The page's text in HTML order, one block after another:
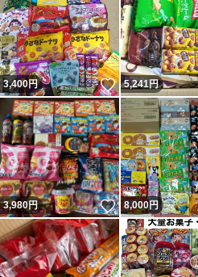
3,400円 いいね！
5,241円
3,980円 いいね！
8,000円